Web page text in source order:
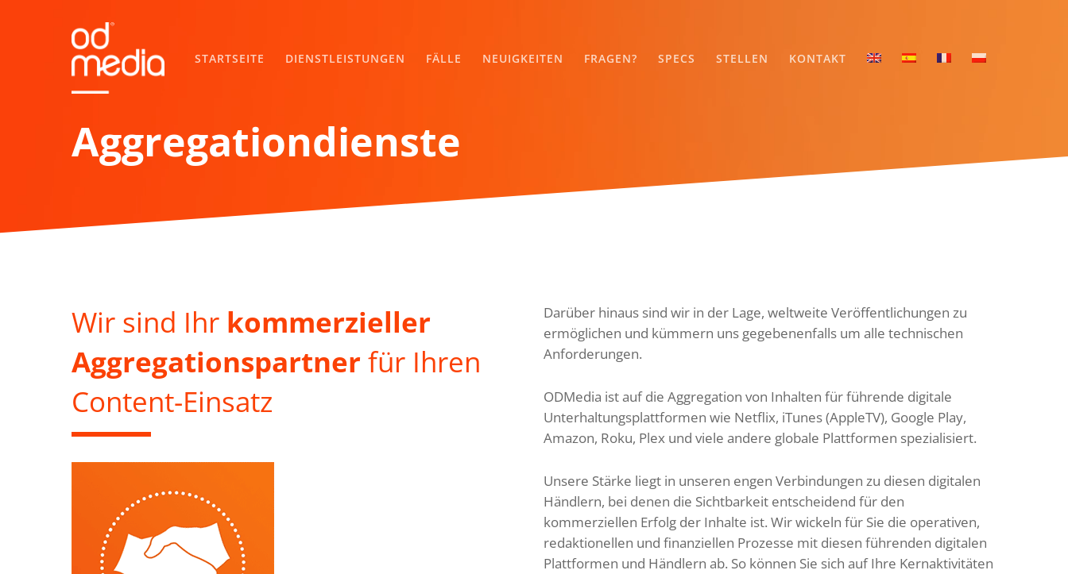
STARTSEITE DIENSTLEISTUNGEN FÄLLE NEUIGKEITEN FRAGEN? SPECS STELLEN KONTAKT
Aggregationdienste
Wir sind Ihr kommerzieller
Aggregationspartnerfür Ihren
Content-Einsatz
Darüber hinaus sind wir in der Lage, weltweite Veröffentlichungen zu
ermöglichen und kümmern uns gegebenenfalls um alle technischen
Anforderungen.
ODMedia ist auf die Aggregation von Inhalten für führende digitale
Unterhaltungsplattformen wie Netflix, iTunes (AppleTV), Google Play,
Amazon, Roku, Plex und viele andere globale Plattformen spezialisiert.
Unsere Stärke liegt in unseren engen Verbindungen zu diesen digitalen
Händlern, bei denen die Sichtbarkeit entscheidend für den
kommerziellen Erfolg der Inhalte ist. Wir wickeln für Sie die operativen,
redaktionellen und finanziellen Prozesse mit diesen führenden digitalen
Plattformen und Händlern ab. So können Sie sich auf Ihre Kernaktivitäten